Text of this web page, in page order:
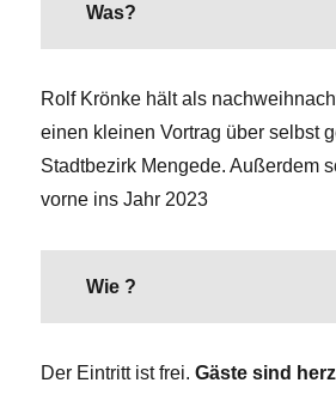
Was?
Rolf Krönke hält als
einen kleinen Vortrag über selbst
Stadtbezirk Mengede. Außerdem
vorne ins Jahr 2023
Wie ?
Der Eintritt ist frei.Gäste sind